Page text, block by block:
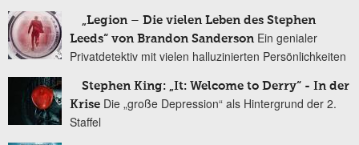
„Legion – Die vielen Leben des Stephen
Leeds“ von Brandon Sanderson Ein genialer
Privatdetektiv mit vielen halluzinierten Persönlichkeiten
Stephen King: „It: Welcome to Derry“ - In der
Krise Die „große Depression“ als Hintergrund der 2.
Staffel